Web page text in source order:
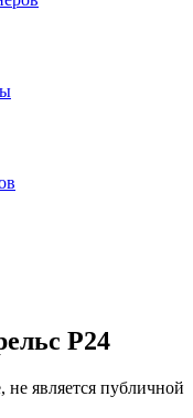
Р24
является публичной